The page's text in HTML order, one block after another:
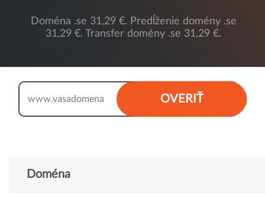
Doména .se 31,29 €. Predĺženie domény .se
31,29 €. Transfer domény .se 31,29 €.
OVERIŤ
www.
Doména